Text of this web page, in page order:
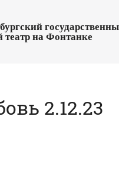
на Фонтанке
2.12.23